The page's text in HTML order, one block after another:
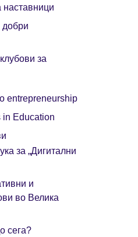
наставници
добри
за
entrepreneurship
in Education
за „Дигитални
и
во Велика
сега?